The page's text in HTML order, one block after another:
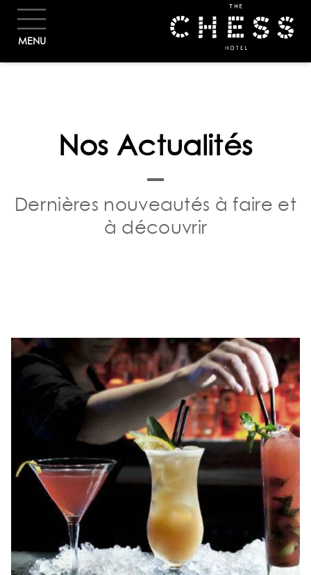
MENU RÉSERVER
Nos Actualités
Dernières nouveautés à faire et
à découvrir